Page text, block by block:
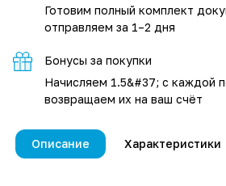
Готовим полный комплект
отправляем за 1–2 дня
Бонусы за покупки
Начисляем 1.5&#37; с каждой
возвращаем их на ваш счёт
Описание Характеристики